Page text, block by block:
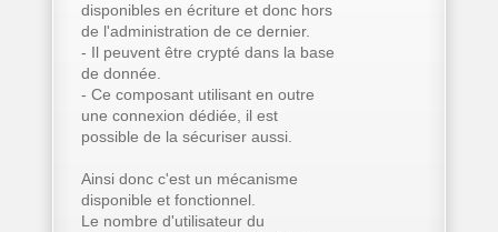
disponibles en écriture et donc hors
de l'administration de ce dernier.
- Il peuvent être crypté dans la base
de donnée.
- Ce composant utilisant en outre
une connexion dédiée, il est
possible de la sécuriser aussi.
Ainsi donc c'est un mécanisme
disponible et fonctionnel.
Le nombre d'utilisateur du